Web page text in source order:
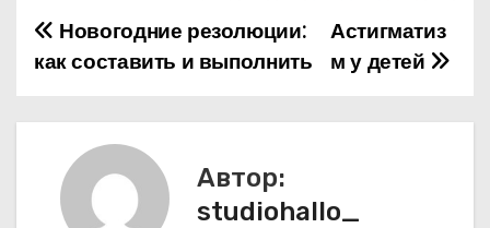
Н
в
Астигматиз
м у детей
Новогодние резолюции:
как составить и выполнить
Автор:
studiohallo_